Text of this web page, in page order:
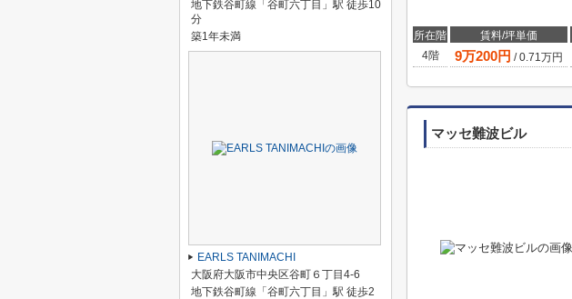
所在階 賃料/坪単価
4階
9万200円 /0.71万円
マッセ難波ビル
地下鉄谷町線「谷町六丁目」駅 徒歩10
分
築1年未満
EARLS TANIMACHI
大阪府大阪市中央区谷町６丁目4-6
地下鉄谷町線「谷町六丁目」駅 徒歩2